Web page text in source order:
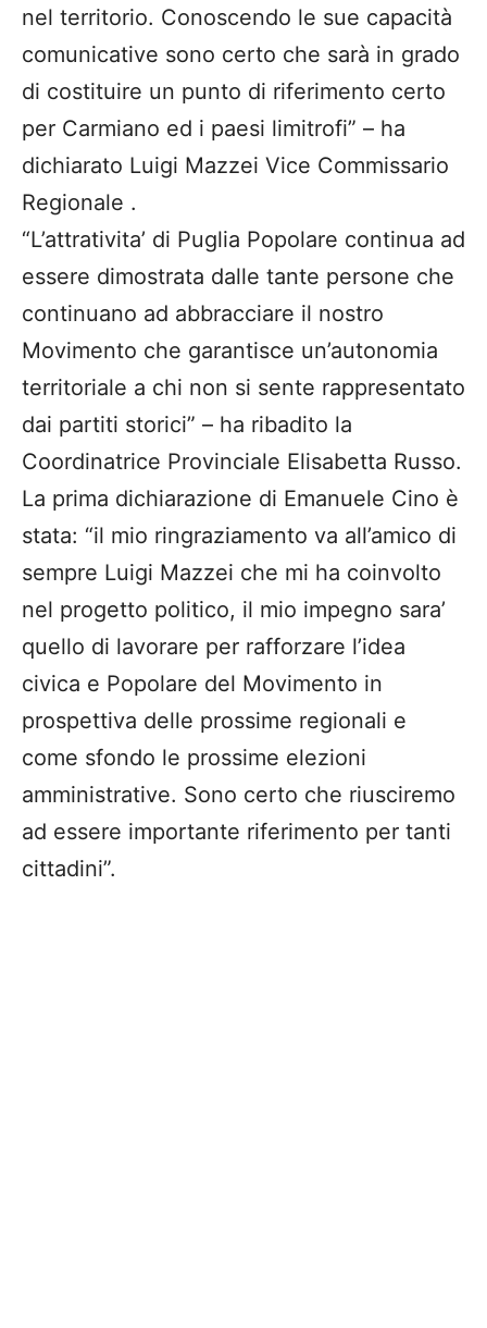
nel territorio. Conoscendo le sue capacità
comunicative sono certo che sarà in grado
di costituire un punto di riferimento certo
per Carmiano ed i paesi limitrofi” – ha
dichiarato Luigi Mazzei Vice Commissario
Regionale .
“L’attrativita’ di Puglia Popolare continua ad
essere dimostrata dalle tante persone che
continuano ad abbracciare il nostro
Movimento che garantisce un’autonomia
territoriale a chi non si sente rappresentato
dai partiti storici” – ha ribadito la
Coordinatrice Provinciale Elisabetta Russo.
La prima dichiarazione di Emanuele Cino è
stata: “il mio ringraziamento va all’amico di
sempre Luigi Mazzei che mi ha coinvolto
nel progetto politico, il mio impegno sara’
quello di lavorare per rafforzare l’idea
civica e Popolare del Movimento in
prospettiva delle prossime regionali e
come sfondo le prossime elezioni
amministrative. Sono certo che riusciremo
ad essere importante riferimento per tanti
cittadini”.